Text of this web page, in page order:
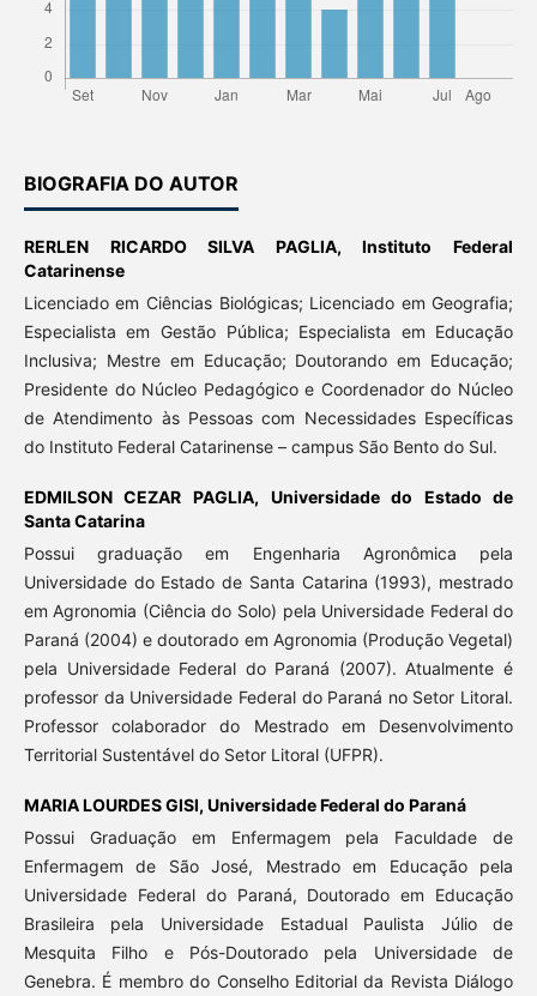
BIOGRAFIA DO AUTOR
RERLEN RICARDO SILVA PAGLIA,Instituto Federal
Catarinense
Licenciado em Ciências Biológicas; Licenciado em Geografia;
Especialista em Gestão Pública; Especialista em Educação
Inclusiva; Mestre em Educação; Doutorando em Educação;
Presidente do Núcleo Pedagógico e Coordenador do Núcleo
de Atendimento às Pessoas com Necessidades Específicas
do Instituto Federal Catarinense – campus São Bento do Sul.
EDMILSON CEZAR PAGLIA, Universidade do Estado de
Santa Catarina
Possui graduação em Engenharia Agronômica pela
Universidade do Estado de Santa Catarina (1993), mestrado
em Agronomia (Ciência do Solo) pela Universidade Federal do
Paraná (2004) e doutorado em Agronomia (Produção Vegetal)
pela Universidade Federal do Paraná (2007). Atualmente é
professor da Universidade Federal do Paraná no Setor Litoral.
Professor colaborador do Mestrado em Desenvolvimento
Territorial Sustentável do Setor Litoral (UFPR).
MARIA LOURDES GISI, Universidade Federal do Paraná
Possui Graduação em Enfermagem pela Faculdade de
Enfermagem de São José, Mestrado em Educação pela
Universidade Federal do Paraná, Doutorado em Educação
Brasileira pela Universidade Estadual Paulista Júlio de
Mesquita Filho e Pós-Doutorado pela Universidade de
Genebra. É membro do Conselho Editorial da Revista Diálogo